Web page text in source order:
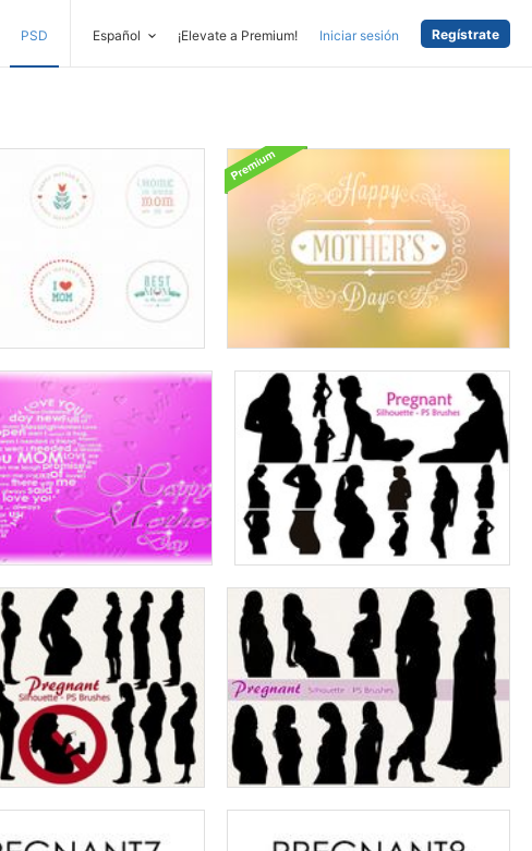
PSD Español ¡Elevate a Premium! Iniciar sesión Regístrate